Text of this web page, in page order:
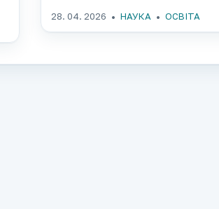
28. 04. 2026 НАУКА ОСВІТА